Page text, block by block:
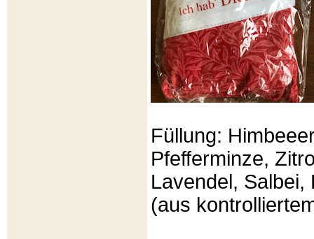
Füllung:
Pfefferminze,
Lavendel, Salbei,
(aus